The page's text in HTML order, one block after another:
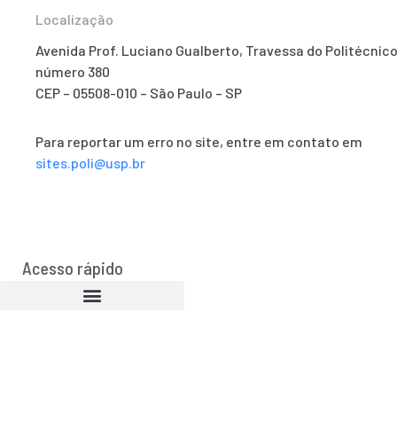
Localização
Avenida Prof. Luciano Gualberto, Travessa do
número 380
CEP – 05508-010 – São Paulo – SP
Para reportar um erro no site, entre em contato em
sites.poli@usp.br
Acesso rápido